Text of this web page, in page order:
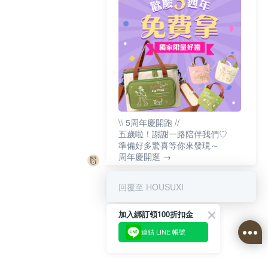
\\ 5周年慶開跑 //
五歲啦！謝謝一路陪伴我們♡
準備好多驚喜等你來發現～
周年慶開逛 →
回覆至 HOUSUXI
加入綁訂領100折扣金
連結 LINE 帳號